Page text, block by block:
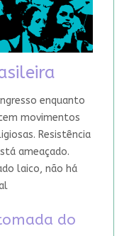
enquanto
movimentos
Resistência
ameaçado.
laico, não há
do